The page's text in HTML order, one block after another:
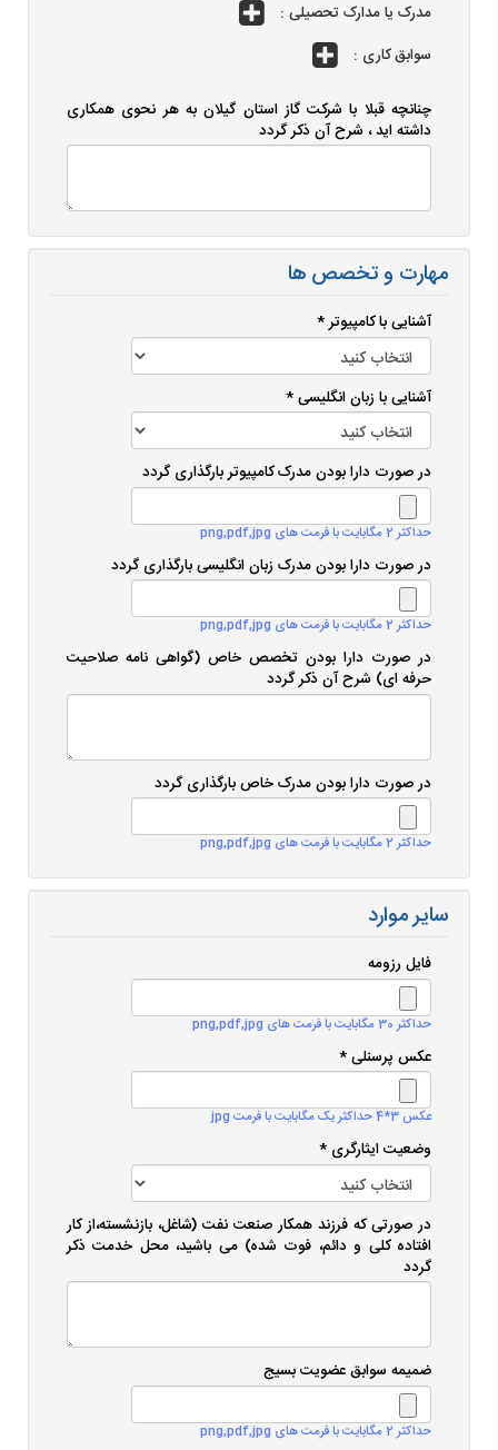
مدرک یا مدارک تحصیلی :
سوابق کاری :
چنانچه قبلا با شرکت گاز استان گیلان به هر نحوی همکاری
داشته اید ، شرح آن ذکر گردد
مهارت و تخصص ها
آشنایی با کامپیوتر *
آشنایی با زبان انگلیسی *
در صورت دارا بودن مدرک کامپیوتر بارگذاری گردد
حداکثر 2 مگابایت با فرمت های png,pdf,jpg
در صورت دارا بودن مدرک زبان انگلیسی بارگذاری گردد
حداکثر 2 مگابایت با فرمت های png,pdf,jpg
در صورت دارا بودن تخصص خاص (گواهی نامه صلاحیت
حرفه ای) شرح آن ذکر گردد
در صورت دارا بودن مدرک خاص بارگذاری گردد
حداکثر 2 مگابایت با فرمت های png,pdf,jpg
سایر موارد
فایل رزومه
حداکثر 30 مگابایت با فرمت های png,pdf,jpg
عکس پرسنلی *
عکس 3*4 حداکثر یک مگابایت با فرمت jpg
وضعیت ایثارگری *
در صورتی که فرزند همکار صنعت نفت (شاغل، بازنشسته،از کار
افتاده کلی و دائم، فوت شده) می باشید، محل خدمت ذکر
گردد
ضمیمه سوابق عضویت بسیج
حداکثر 2 مگابایت با فرمت های png,pdf,jpg